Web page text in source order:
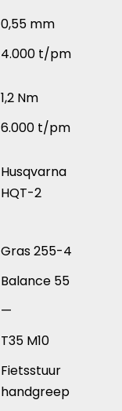
0,55 mm
4.000 t/pm
1,2 Nm
6.000 t/pm
Husqvarna
HQT-2
Gras 255-4
Balance 55
—
T35 M10
Fietsstuur
handgreep